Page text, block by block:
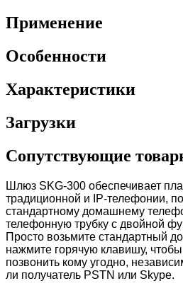
Применение
Особенности
Характеристики
Загрузки
Сопутствующие
Шлюз SKG-300 обеспечивает
традиционной и IP-телефонии,
стандартному домашнему
телефонную трубку с двойной
Просто возьмите стандартный
нажмите горячую клавишу,
позвонить кому угодно,
ли получатель PSTN или Skype.